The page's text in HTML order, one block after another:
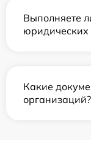
Выполняете
юридических
Какие
организаций?